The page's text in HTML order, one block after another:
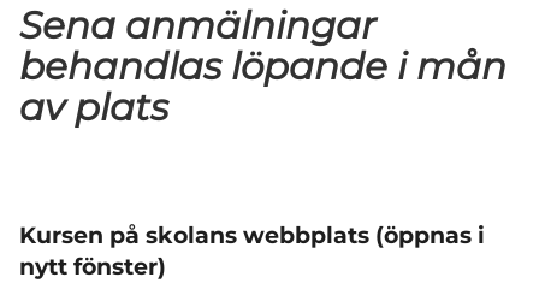
Sena anmälningar
behandlas löpande i mån
av plats
Kursen på skolans webbplats (öppnas i
nytt fönster)